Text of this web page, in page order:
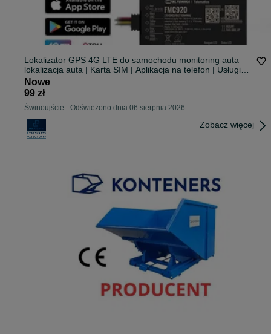
Lokalizator GPS 4G LTE do samochodu monitoring auta
lokalizacja auta | Karta SIM | Aplikacja na telefon | Usługi
świadczymy na terenie całej Polski |
Nowe
99 zł
Świnoujście - Odświeżono dnia 06 sierpnia 2026
Zobacz więcej